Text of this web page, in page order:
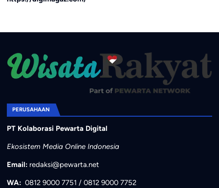
PERUSAHAAN
PT Kolaborasi Pewarta Digital
Ekosistem Media Online Indonesia
Email: redaksi@pewarta.net
WA: 0812 9000 7751 / 0812 9000 7752